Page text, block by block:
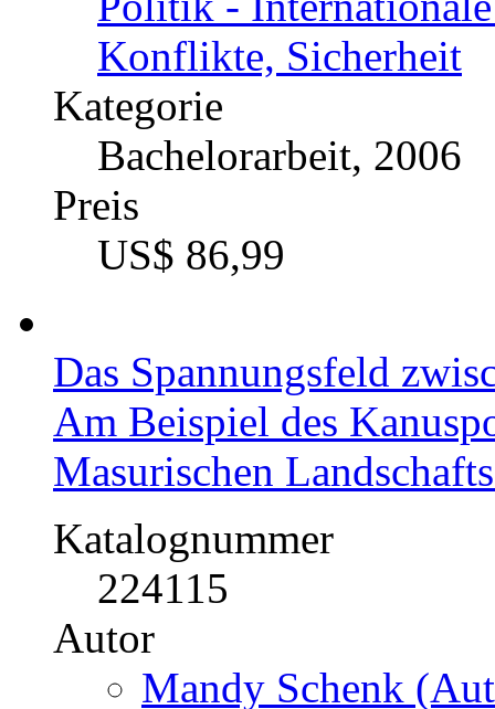
Sascha Beljanski
Fach
Politik -
Konflikte, Sicherheit
Kategorie
Preis
US$ 86,99
Das Spannungsfeld
Am Beispiel des
Masurischen